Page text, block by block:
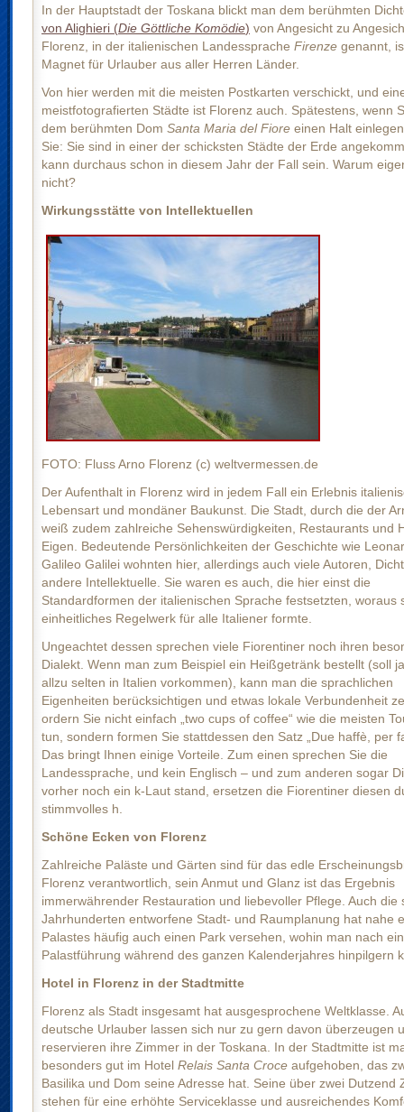
In der Hauptstadt der Toskana blickt man dem berühmten
von Alighieri (Die Göttliche Komödie) von Angesicht zu
Florenz, in der italienischen Landessprache Firenze genannt,
Magnet für Urlauber aus aller Herren Länder.
Von hier werden mit die meisten Postkarten verschickt, und
meistfotografierten Städte ist Florenz auch. Spätestens, wenn
dem berühmten Dom Santa Maria del Fiore einen Halt
Sie: Sie sind in einer der schicksten Städte der Erde
kann durchaus schon in diesem Jahr der Fall sein. Warum
nicht?
Wirkungsstätte von Intellektuellen
FOTO: Fluss Arno Florenz (c) weltvermessen.de
Der Aufenthalt in Florenz wird in jedem Fall ein Erlebnis
Lebensart und mondäner Baukunst. Die Stadt, durch die der
weiß zudem zahlreiche Sehenswürdigkeiten, Restaurants und
Eigen. Bedeutende Persönlichkeiten der Geschichte wie
Galileo Galilei wohnten hier, allerdings auch viele Autoren,
andere Intellektuelle. Sie waren es auch, die hier einst die
Standardformen der italienischen Sprache festsetzten, woraus
einheitliches Regelwerk für alle Italiener formte.
Ungeachtet dessen sprechen viele Fiorentiner noch ihren
Dialekt. Wenn man zum Beispiel ein Heißgetränk bestellt (soll
allzu selten in Italien vorkommen), kann man die sprachlichen
Eigenheiten berücksichtigen und etwas lokale Verbundenheit
ordern Sie nicht einfach „two cups of coffee“ wie die meisten
tun, sondern formen Sie stattdessen den Satz „Due haffè, per
Das bringt Ihnen einige Vorteile. Zum einen sprechen Sie die
Landessprache, und kein Englisch – und zum anderen sogar
vorher noch ein k-Laut stand, ersetzen die Fiorentiner diesen
stimmvolles h.
Schöne Ecken von Florenz
Zahlreiche Paläste und Gärten sind für das edle
Florenz verantwortlich, sein Anmut und Glanz ist das Ergebnis
immerwährender Restauration und liebevoller Pflege. Auch die
Jahrhunderten entworfene Stadt- und Raumplanung hat nahe
Palastes häufig auch einen Park versehen, wohin man nach
Palastführung während des ganzen Kalenderjahres hinpilgern
Hotel in Florenz in der Stadtmitte
Florenz als Stadt insgesamt hat ausgesprochene Weltklasse.
deutsche Urlauber lassen sich nur zu gern davon überzeugen
reservieren ihre Zimmer in der Toskana. In der Stadtmitte ist
besonders gut im Hotel Relais Santa Croce aufgehoben, das
Basilika und Dom seine Adresse hat. Seine über zwei Dutzend
stehen für eine erhöhte Serviceklasse und ausreichendes